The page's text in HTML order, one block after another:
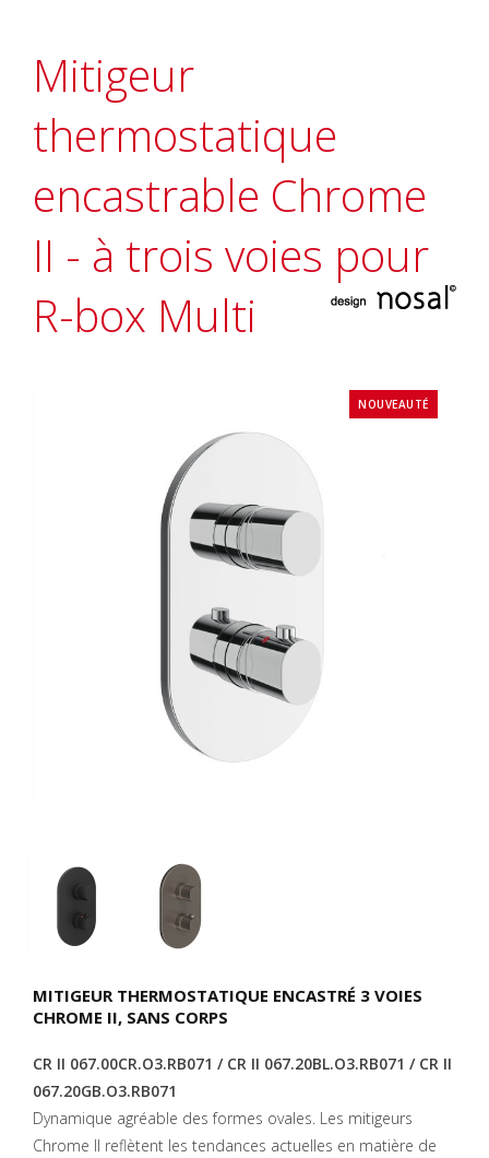
Mitigeur
thermostatique
encastrable Chrome
II - à trois voies pour
R-box Multi
NOUVEAUTÉ
MITIGEUR THERMOSTATIQUE ENCASTRÉ 3 VOIES
CHROME II, SANS CORPS
CR II 067.00CR.O3.RB071 / CR II 067.20BL.O3.RB071 / CR II
067.20GB.O3.RB071
Dynamique agréable des formes ovales. Les mitigeurs
Chrome II reflètent les tendances actuelles en matière de